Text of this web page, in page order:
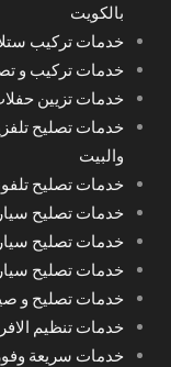
بالكويت
خدمات تركيب
خدمات تركيب و
خدمات تزيين
خدمات تصليح
والبيت
خدمات تصليح
خدمات تصليح
خدمات تصليح
خدمات تصليح
خدمات تصليح و
خدمات تنظيم
خدمات سريعة